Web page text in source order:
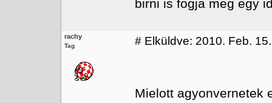
birni is fogja meg egy
rachy
Tag # Elküldve: 2010. Feb.
Mielott agyonvernetek